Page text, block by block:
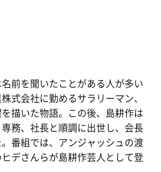
前を聞いたことがある人が多い
式会社に勤めるサラリーマン、
描いた物語。この後、島耕作は
務、社長と順調に出世し、会長
番組では、アンジャッシュの渡
デさんらが島耕作芸人として登